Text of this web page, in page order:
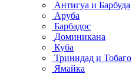
Антигуа и Барбуда
Аруба
Барбадос
Доминикана
Куба
Тринидад и Тобаго
Ямайка